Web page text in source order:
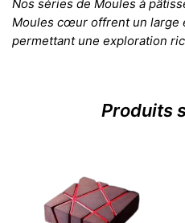
Nos séries de Moules à
Moules cœur offrent un large
permettant une exploration
Produits